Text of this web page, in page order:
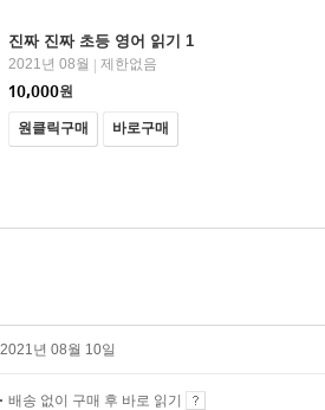
진짜 진짜 초등 영어 읽기 1
2021년 08월 | 제한없음
10,000원
원클릭구매 바로구매
2021년 08월 10일
배송 없이 구매 후 바로 읽기